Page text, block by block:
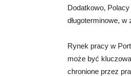
Dodatkowo,
długoterminowe,
Rynek pracy w
może być
chronione przez